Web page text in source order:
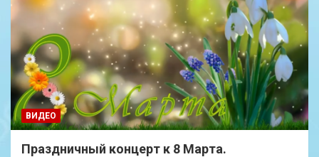
ВИДЕО
Праздничный концерт к 8 Марта.